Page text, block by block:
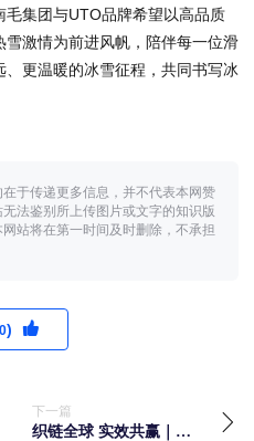
集团与UTO品牌希望以高品质
激情为前进风帆，陪伴每一位滑
更温暖的冰雪征程，共同书写冰
于传递更多信息，并不代表本网赞
法鉴别所上传图片或文字的知识版
站将在第一时间及时删除，不承担
0)
下一篇
织链全球 实效共赢｜中